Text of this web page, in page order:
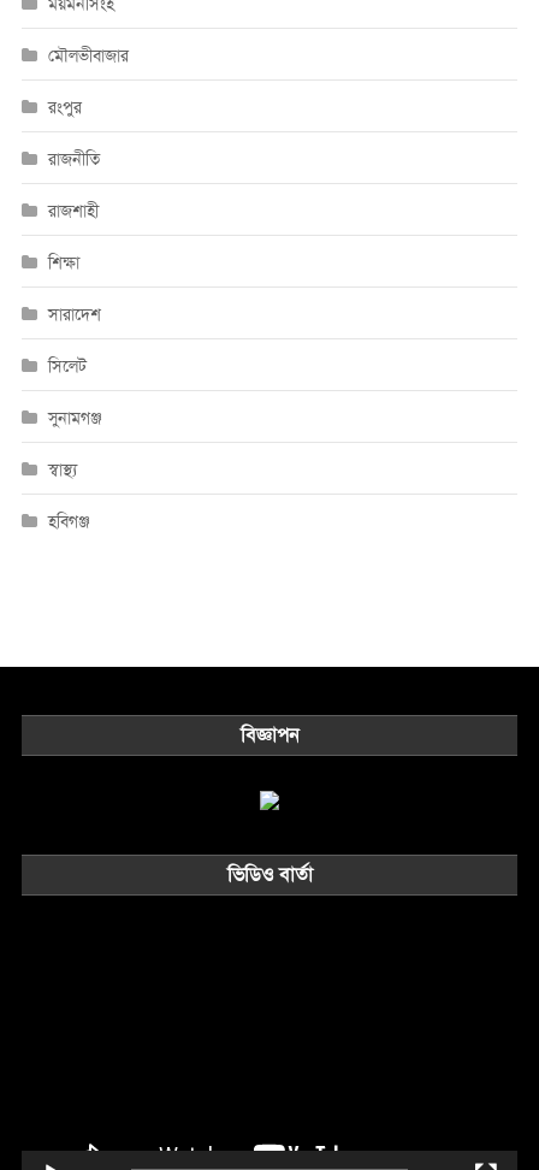
মৌলভীবাজার
রংপুর
রাজনীতি
রাজশাহী
শিক্ষা
সারাদেশ
সিলেট
সুনামগঞ্জ
স্বাস্থ্য
হবিগঞ্জ
বিজ্ঞাপন
ভিডিও বার্তা